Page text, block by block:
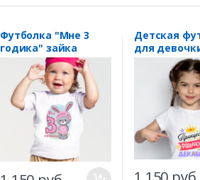
Футболка "Мне 3
годика" зайка
Детская
для
"Принцесса
родилась в
Декабре"